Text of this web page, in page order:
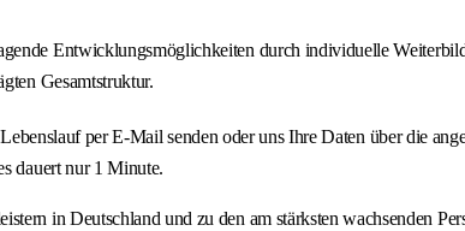
Entwicklungsmöglichkeiten durch individuelle
Gesamtstruktur.
per E-Mail senden oder uns Ihre Daten über die
dauert nur 1 Minute.
in Deutschland und zu den am stärksten wachsenden